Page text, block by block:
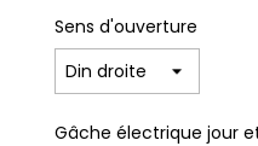
Sens d'ouverture
Gâche électrique jour